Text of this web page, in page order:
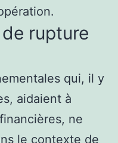
rupture
qui, il y
aidaient à
ne
le contexte de